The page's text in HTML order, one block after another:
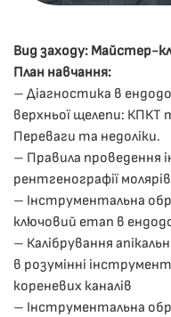
Вид заходу: Майстер-
План навчання:
– Діагностика в
верхньої щелепи: КПКТ
Переваги та недоліки.
– Правила проведення
рентгенографії
– Інструментальна
ключовий етап в
– Калібрування
в розумінні
кореневих каналів
– Інструментальна